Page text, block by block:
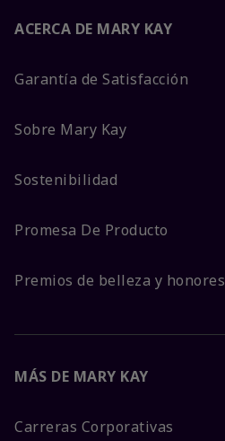
ACERCA DE MARY KAY
Garantía de Satisfacción
Sobre Mary Kay
Sostenibilidad
Promesa De Producto
Premios de belleza y honores
MÁS DE MARY KAY
Carreras Corporativas